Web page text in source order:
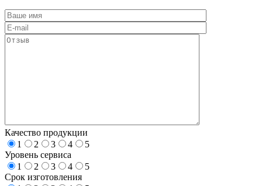
Качество продукции
1
2 3 4
5
Уровень сервиса
1
2 3 4
5
Срок изготовления